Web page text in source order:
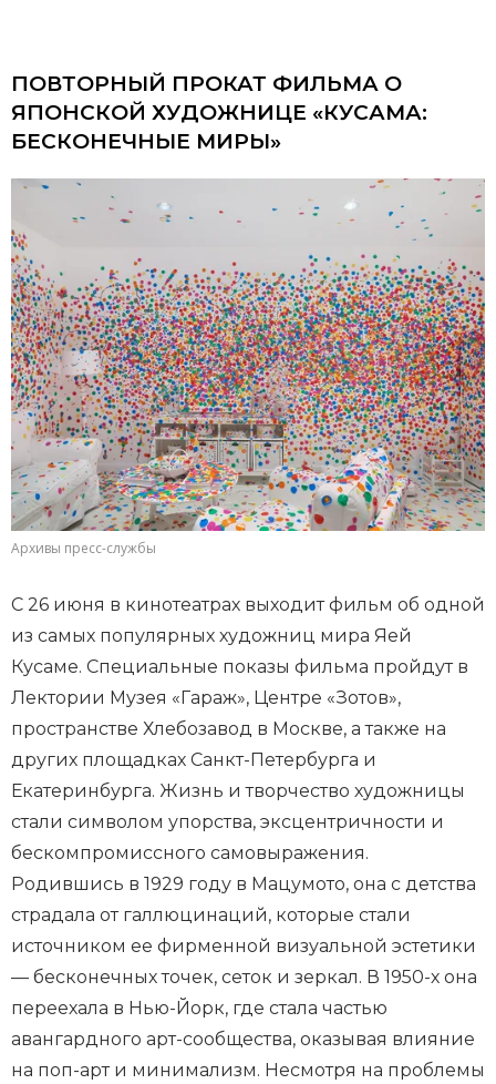
ПОВТОРНЫЙ ПРОКАТ ФИЛЬМА О
ЯПОНСКОЙ ХУДОЖНИЦЕ «КУСАМА:
БЕСКОНЕЧНЫЕ МИРЫ»
Архивы пресс-службы
С 26 июня в кинотеатрах выходит фильм об одной
из самых популярных художниц мира Яей
Кусаме. Специальные показы фильма пройдут в
Лектории Музея «Гараж», Центре «Зотов»,
пространстве Хлебозавод в Москве, а также на
других площадках Санкт-Петербурга и
Екатеринбурга. Жизнь и творчество художницы
стали символом упорства, эксцентричности и
бескомпромиссного самовыражения.
Родившись в 1929 году в Мацумото, она с детства
страдала от галлюцинаций, которые стали
источником ее фирменной визуальной эстетики
— бесконечных точек, сеток и зеркал. В 1950-х она
переехала в Нью-Йорк, где стала частью
авангардного арт-сообщества, оказывая влияние
на поп-арт и минимализм. Несмотря на проблемы